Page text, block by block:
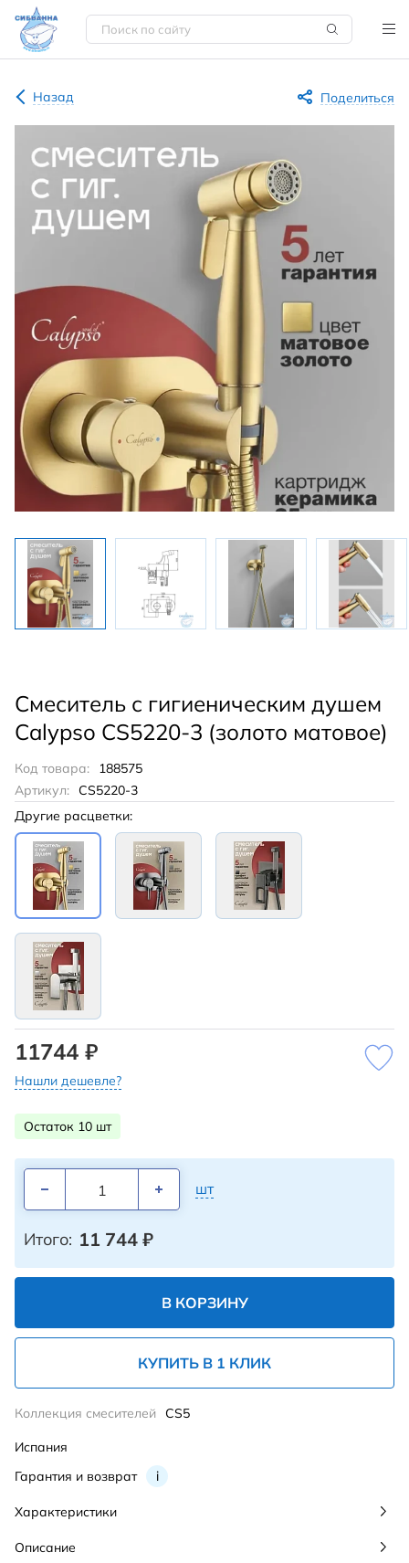
Назад Поделиться
Смеситель с гигиеническим душем
Calypso CS5220-3 (золото матовое)
Код товара:
188575
Артикул:
CS5220-3
Другие расцветки:
11744 ₽
Нашли дешевле?
Остаток 10 шт
шт
Итого: 11 744 ₽
В КОРЗИНУ
КУПИТЬ В 1 КЛИК
Гарантия и возврат i
Коллекция смесителей CS5
Испания
Характеристики
Описание